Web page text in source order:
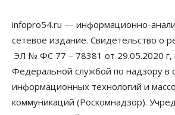
начальникам полиции
10 Августа 2026, 11:15
Финансы
ПСБ нарастил объемы факторинга
Новосибирской области
infopro54.ru — информационно-
сетевое издание. Свидетельство о
ЭЛ № ФС 77 – 78381 от 29.05.2020 г,
Федеральной службой по надзору в
информационных технологий и
коммуникаций (Роскомнадзор).